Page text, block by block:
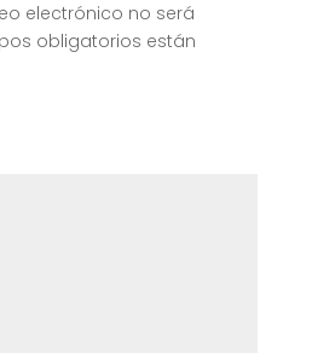
electrónico no será
obligatorios están